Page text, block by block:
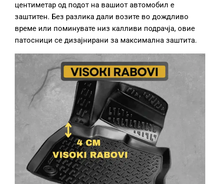
центиметар од подот на вашиот автомобил е
заштитен. Без разлика дали возите во дождливо
време или поминувате низ калливи подрачја, овие
патосници се дизајнирани за максимална заштита.